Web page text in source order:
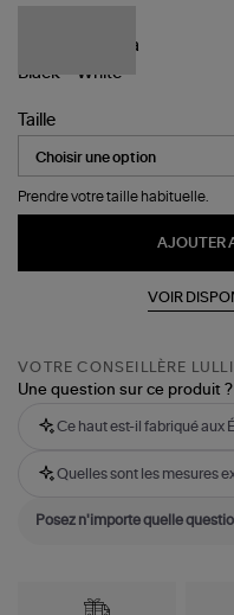
Taille
Prendre votre taille habituelle.
AJOUTER
VOIR
VOTRE CONSEILLÈRE LULLI
Une question sur ce produit ?
Ce haut est-il fabriqué aux
Quelles sont les mesures